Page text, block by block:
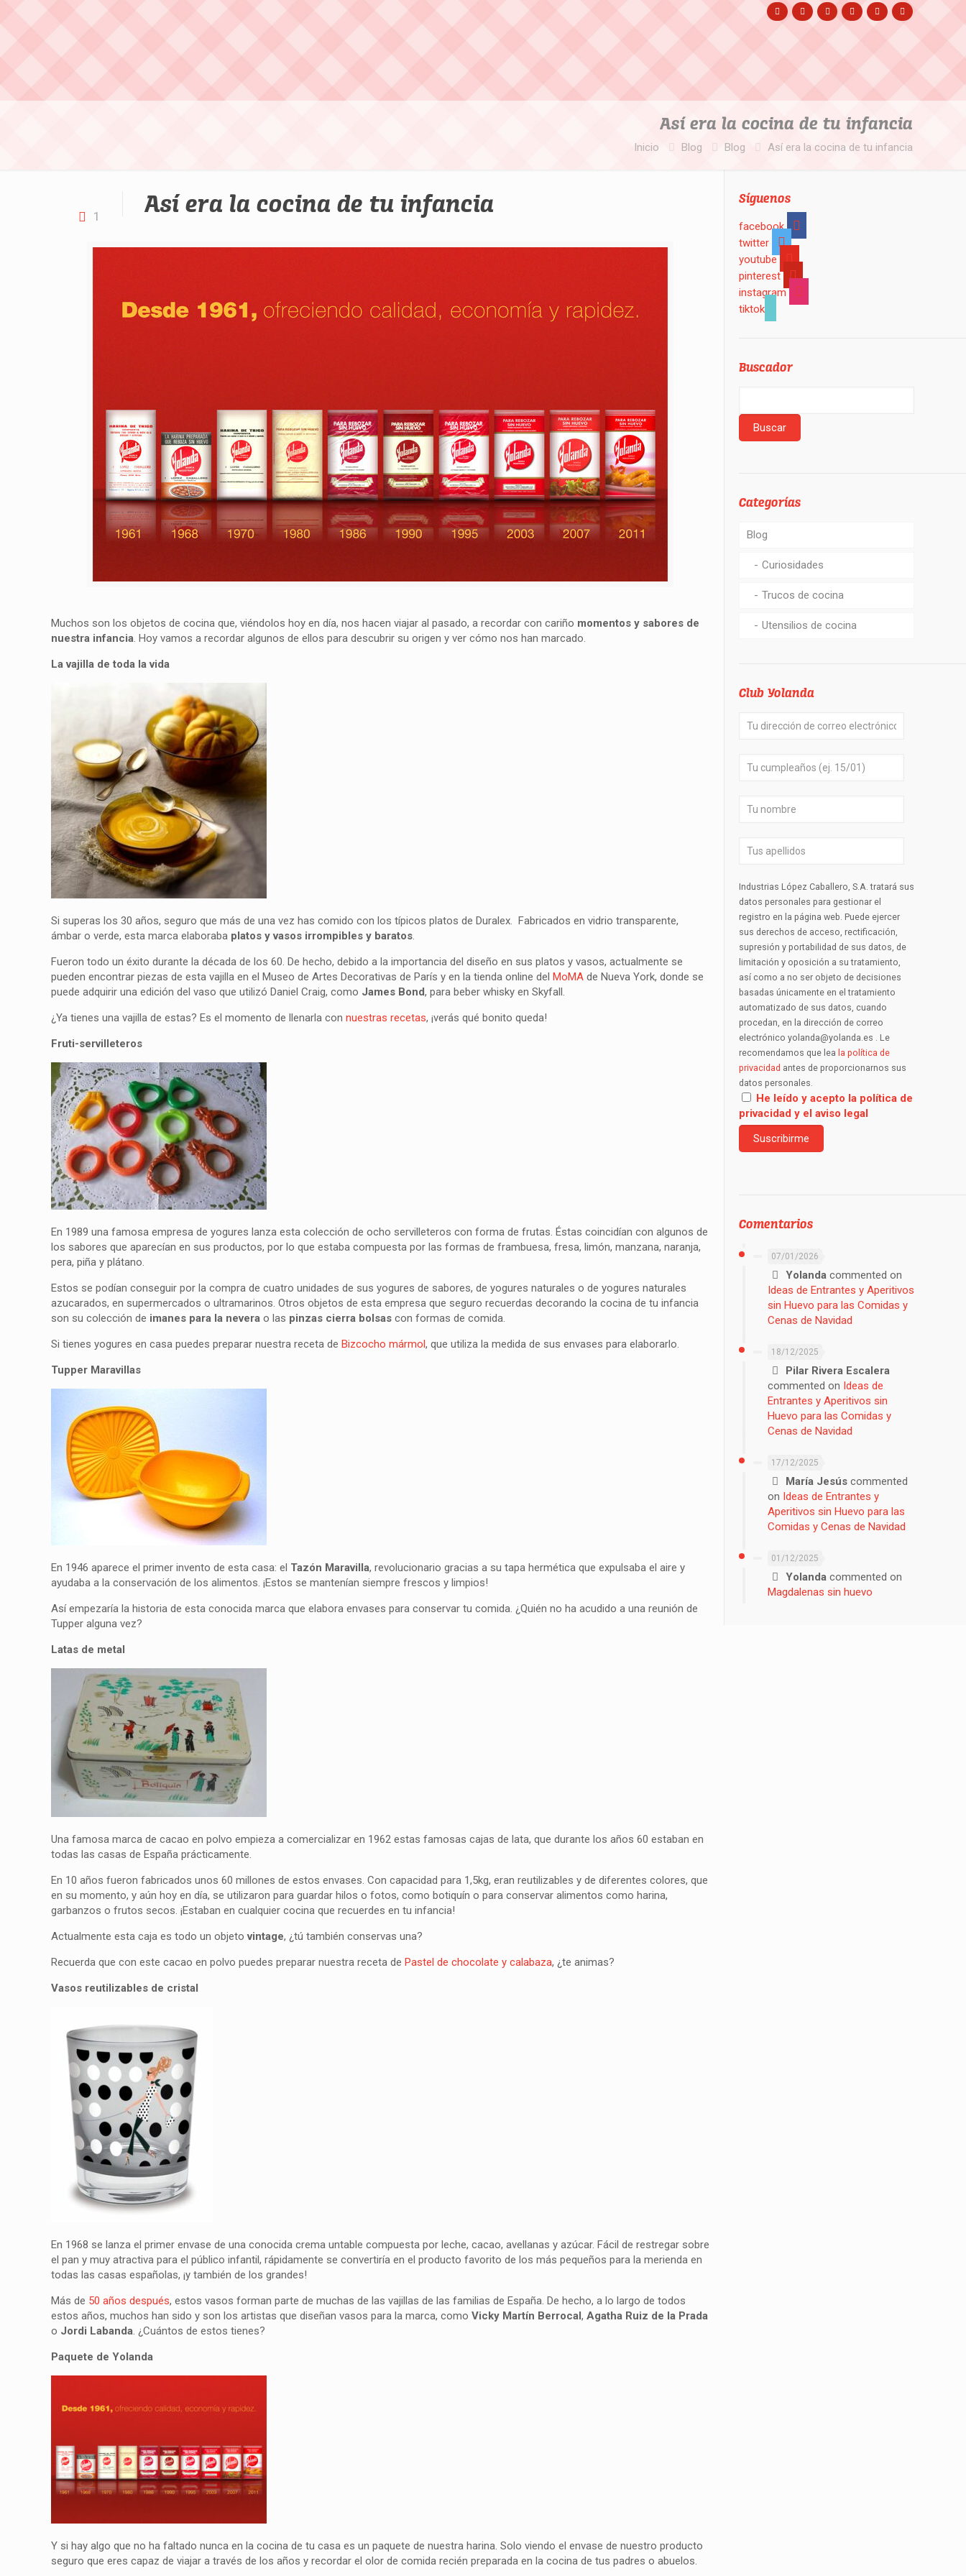
Así era la cocina de tu infancia
Inicio Blog Blog Así era la cocina de tu infancia
1 Así era la cocina de tu infancia
Muchos son los objetos de cocina que, viéndolos hoy en día, nos hacen viajar al pasado, a recordar con cariño momentos y sabores de
nuestra infancia. Hoy vamos a recordar algunos de ellos para descubrir su origen y ver cómo nos han marcado.
La vajilla de toda la vida
Si superas los 30 años, seguro que más de una vez has comido con los típicos platos de Duralex. Fabricados en vidrio transparente,
ámbar o verde, esta marca elaboraba platos y vasos irrompibles y baratos.
Fueron todo un éxito durante la década de los 60. De hecho, debido a la importancia del diseño en sus platos y vasos, actualmente se
pueden encontrar piezas de esta vajilla en el Museo de Artes Decorativas de París y en la tienda online delMoMA de Nueva York, donde se
puede adquirir una edición del vaso que utilizó Daniel Craig, como James Bond, para beber whisky en Skyfall.
¿Ya tienes una vajilla de estas? Es el momento de llenarla connuestras recetas, ¡verás qué bonito queda!
Fruti-servilleteros
En 1989 una famosa empresa de yogures lanza esta colección de ocho servilleteros con forma de frutas. Éstas coincidían con algunos de
los sabores que aparecían en sus productos, por lo que estaba compuesta por las formas de frambuesa, fresa, limón, manzana, naranja,
pera, piña y plátano.
Estos se podían conseguir por la compra de cuatro unidades de sus yogures de sabores, de yogures naturales o de yogures naturales
azucarados, en supermercados o ultramarinos. Otros objetos de esta empresa que seguro recuerdas decorando la cocina de tu infancia
son su colección de imanes para la nevera o las pinzas cierra bolsas con formas de comida.
Si tienes yogures en casa puedes preparar nuestra receta deBizcocho mármol, que utiliza la medida de sus envases para elaborarlo.
Tupper Maravillas
En 1946 aparece el primer invento de esta casa: el Tazón Maravilla, revolucionario gracias a su tapa hermética que expulsaba el aire y
ayudaba a la conservación de los alimentos. ¡Estos se mantenían siempre frescos y limpios!
Así empezaría la historia de esta conocida marca que elabora envases para conservar tu comida. ¿Quién no ha acudido a una reunión de
Tupper alguna vez?
Latas de metal
Una famosa marca de cacao en polvo empieza a comercializar en 1962 estas famosas cajas de lata, que durante los años 60 estaban en
todas las casas de España prácticamente.
En 10 años fueron fabricados unos 60 millones de estos envases. Con capacidad para 1,5kg, eran reutilizables y de diferentes colores, que
en su momento, y aún hoy en día, se utilizaron para guardar hilos o fotos, como botiquín o para conservar alimentos como harina,
garbanzos o frutos secos. ¡Estaban en cualquier cocina que recuerdes en tu infancia!
Actualmente esta caja es todo un objetovintage, ¿tú también conservas una?
Recuerda que con este cacao en polvo puedes preparar nuestra receta dePastel de chocolate y calabaza, ¿te animas?
Vasos reutilizables de cristal
En 1968 se lanza el primer envase de una conocida crema untable compuesta por leche, cacao, avellanas y azúcar. Fácil de restregar sobre
el pan y muy atractiva para el público infantil, rápidamente se convertiría en el producto favorito de los más pequeños para la merienda en
todas las casas españolas, ¡y también de los grandes!
Más de 50 años después, estos vasos forman parte de muchas de las vajillas de las familias de España. De hecho, a lo largo de todos
estos años, muchos han sido y son los artistas que diseñan vasos para la marca, comoVicky Martín Berrocal,Agatha Ruiz de la Prada
o Jordi Labanda. ¿Cuántos de estos tienes?
Paquete de Yolanda
Y si hay algo que no ha faltado nunca en la cocina de tu casa es un paquete de nuestra harina. Solo viendo el envase de nuestro producto
seguro que eres capaz de viajar a través de los años y recordar el olor de comida recién preparada en la cocina de tus padres o abuelos.
Síguenos
facebook
twitter
youtube
pinterest
instagram
tiktok
Buscador
Categorías
Blog
Curiosidades
Trucos de cocina
Utensilios de cocina
Club Yolanda
Industrias López Caballero, S.A. tratará sus
datos personales para gestionar el
registro en la página web. Puede ejercer
sus derechos de acceso, rectificación,
supresión y portabilidad de sus datos, de
limitación y oposición a su tratamiento,
así como a no ser objeto de decisiones
basadas únicamente en el tratamiento
automatizado de sus datos, cuando
procedan, en la dirección de correo
electrónico yolanda@yolanda.es . Le
recomendamos que lea la política de
privacidad antes de proporcionarnos sus
datos personales.
He leído y acepto la política de
privacidad y el aviso legal
Comentarios
07/01/2026
Yolandacommented on
Ideas de Entrantes y Aperitivos
sin Huevo para las Comidas y
Cenas de Navidad
18/12/2025
Pilar Rivera Escalera
commented on Ideas de
Entrantes y Aperitivos sin
Huevo para las Comidas y
Cenas de Navidad
17/12/2025
María Jesúscommented
on Ideas de Entrantes y
Aperitivos sin Huevo para las
Comidas y Cenas de Navidad
01/12/2025
Yolandacommented on
Magdalenas sin huevo